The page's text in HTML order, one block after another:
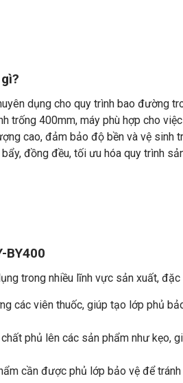
dụng cho quy trình bao đường
trống 400mm, máy phù hợp cho
cao, đảm bảo độ bền và vệ sinh
đồng đều, tối ưu hóa quy trình
BY400
trong nhiều lĩnh vực sản xuất, đặc
các viên thuốc, giúp tạo lớp phủ
phủ lên các sản phẩm như kẹo,
cần được phủ lớp bảo vệ để